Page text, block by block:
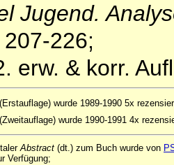
Jugend.
226;
erw. & korr.
wurde 1989-1990 5x
wurde 1990-1991 4x
Abstract (dt.) zum Buch wurde von
Verfügung;